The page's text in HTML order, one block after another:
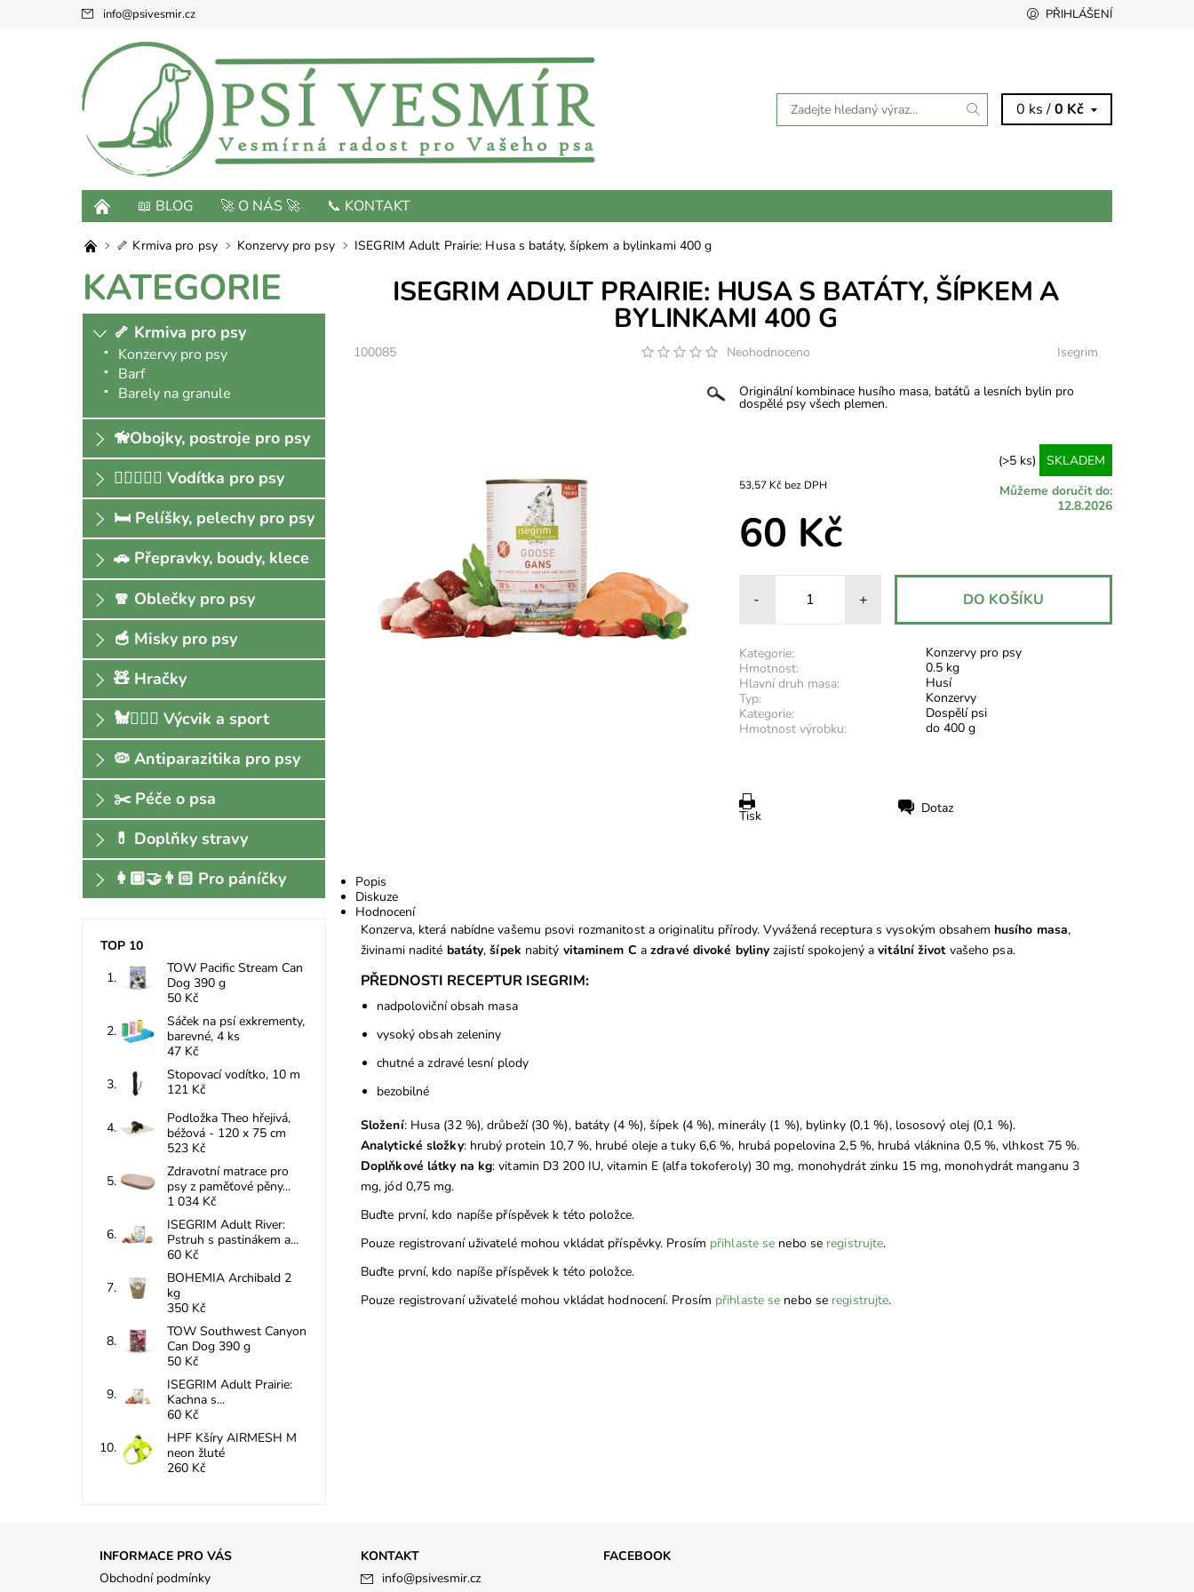
info@psivesmir.cz PŘIHLÁŠENÍ
0 ks /0 Kč
📖 BLOG 🚀 O NÁS 🚀 📞 KONTAKT
🦴 Krmiva pro psy Konzervy pro psy ISEGRIM Adult Prairie: Husa s batáty, šípkem a bylinkami 400 g
ISEGRIM ADULT PRAIRIE: HUSA S BATÁTY, ŠÍPKEM A
BYLINKAMI 400 G
100085 Neohodnoceno Isegrim
Originální kombinace husího masa, batátů a lesních bylin pro
dospělé psy všech plemen.
53,57 Kč bez DPH
(>5 ks)
SKLADEM
Můžeme doručit do:
12.8.2026
60 Kč
- +
Kategorie:
Konzervy pro psy
Hmotnost:
0.5 kg
Hlavní druh masa:
Husí
Typ:
Konzervy
Kategorie:
Dospělí psi
Hmotnost výrobku:
do 400 g
Tisk
Dotaz
Popis
Diskuze
Hodnocení
Konzerva, která nabídne vašemu psovi rozmanitost a originalitu přírody. Vyvážená receptura s vysokým obsahem husího masa,
živinami nadité batáty, šípek nabitý vitaminem C a zdravé divoké byliny zajistí spokojený a vitální život vašeho psa.
PŘEDNOSTI RECEPTUR ISEGRIM:
nadpoloviční obsah masa
vysoký obsah zeleniny
chutné a zdravé lesní plody
bezobilné
Složení: Husa (32 %), drůbeží (30 %), batáty (4 %), šípek (4 %), minerály (1 %), bylinky (0,1 %), lososový olej (0,1 %).
Analytické složky: hrubý protein 10,7 %, hrubé oleje a tuky 6,6 %, hrubá popelovina 2,5 %, hrubá vláknina 0,5 %, vlhkost 75 %.
Doplňkové látky na kg: vitamin D3 200 IU, vitamin E (alfa tokoferoly) 30 mg, monohydrát zinku 15 mg, monohydrát manganu 3
mg, jód 0,75 mg.
Buďte první, kdo napíše příspěvek k této položce.
Pouze registrovaní uživatelé mohou vkládat příspěvky. Prosím přihlaste se nebo se registrujte.
Buďte první, kdo napíše příspěvek k této položce.
Pouze registrovaní uživatelé mohou vkládat hodnocení. Prosím přihlaste se nebo se registrujte.
KATEGORIE
🦴 Krmiva pro psy
Konzervy pro psy
Barf
Barely na granule
🦮Obojky, postroje pro psy
🐕‍🦺🚶🏻‍♀️ Vodítka pro psy
🛏 Pelíšky, pelechy pro psy
🚗 Přepravky, boudy, klece
🧣 Oblečky pro psy
🥣 Misky pro psy
🧸 Hračky
🐩🏃🏻‍♀️ Výcvik a sport
🦠 Antiparazitika pro psy
✂️ Péče o psa
💊 Doplňky stravy
👩🏼‍🤝‍👨🏻 Pro páníčky
TOP 10
TOW Pacific Stream Can
Dog 390 g
50 Kč
Sáček na psí exkrementy,
barevné, 4 ks
47 Kč
Stopovací vodítko, 10 m
121 Kč
Podložka Theo hřejivá,
béžová - 120 x 75 cm
523 Kč
Zdravotní matrace pro
psy z paměťové pěny...
1 034 Kč
ISEGRIM Adult River:
Pstruh s pastinákem a...
60 Kč
BOHEMIA Archibald 2
kg
350 Kč
TOW Southwest Canyon
Can Dog 390 g
50 Kč
ISEGRIM Adult Prairie:
Kachna s...
60 Kč
HPF Kšíry AIRMESH M
neon žluté
260 Kč
INFORMACE PRO VÁS
Obchodní podmínky
KONTAKT
info@psivesmir.cz
FACEBOOK